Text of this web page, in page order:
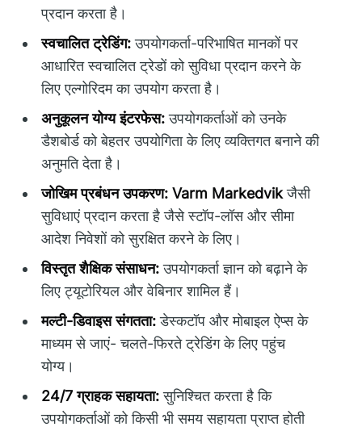
प्रदान करता है।
स्वचालित ट्रेडिंग:उपयोगकर्ता-परिभाषित मानकों पर
आधारित स्वचालित ट्रेडों को सुविधा प्रदान करने के
लिए एल्गोरिदम का उपयोग करता है।
अनुकूलन योग्य इंटरफेस:उपयोगकर्ताओं को उनके
डैशबोर्ड को बेहतर उपयोगिता के लिए व्यक्तिगत बनाने की
अनुमति देता है।
जोखिम प्रबंधन उपकरण: Varm Markedvikजैसी
सुविधाएं प्रदान करता है जैसे स्टॉप-लॉस और सीमा
आदेश निवेशों को सुरक्षित करने के लिए।
विस्तृत शैक्षिक संसाधन:उपयोगकर्ता ज्ञान को बढ़ाने के
लिए ट्यूटोरियल और वेबिनार शामिल हैं।
मल्टी-डिवाइस संगतता:डेस्कटॉप और मोबाइल ऐप्स के
माध्यम से जाएं- चलते-फिरते ट्रेडिंग के लिए पहुंच
योग्य।
24/7 ग्राहक सहायता:सुनिश्चित करता है कि
उपयोगकर्ताओं को किसी भी समय सहायता प्राप्त होती